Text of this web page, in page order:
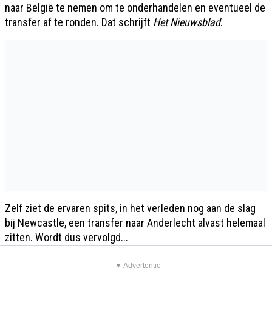
naar België te nemen om te onderhandelen en eventueel de
transfer af te ronden. Dat schrijft Het Nieuwsblad.
Zelf ziet de ervaren spits, in het verleden nog aan de slag
bij Newcastle, een transfer naar Anderlecht alvast helemaal
zitten. Wordt dus vervolgd...
▼ Advertentie